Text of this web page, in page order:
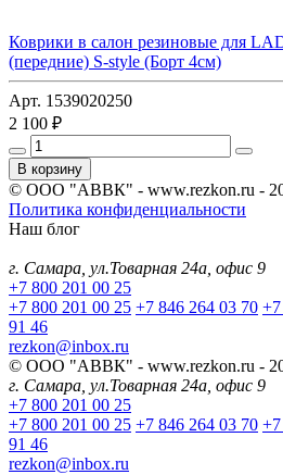
Коврики в салон резиновые для
(передние) S-style (Борт 4см)
Арт. 1539020250
2 100 ₽
В корзину
© ООО "АВВК" - www.rezkon.ru -
Политика конфиденциальности
Наш блог
г. Самара, ул.Товарная 24а, офис 9
+7 800 201 00 25
+7 800 201 00 25 +7 846 264 03 70
91 46
rezkon@inbox.ru
© ООО "АВВК" - www.rezkon.ru -
г. Самара, ул.Товарная 24а, офис 9
+7 800 201 00 25
+7 800 201 00 25 +7 846 264 03 70
91 46
rezkon@inbox.ru